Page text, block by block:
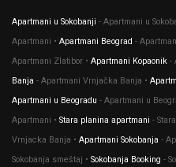
Apartmani u Sokobanji - Apartmani u
Apartmani • Apartmani Beograd -
Apartmani Zlatibor • Apartmani Kopaonik -
Banja - Apartmani Vrnjačka Banja •
Apartmani u Beogradu - Apartmani u
Apartmani • Stara planina apartmani -
Vrnjacka Banja • Apartmani Sokobanja -
Sokobanja smeštaj • Sokobanja Booking -